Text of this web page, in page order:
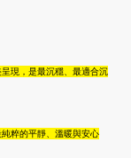
現，是最沉穩、最適合沉
粹的平靜、溫暖與安心